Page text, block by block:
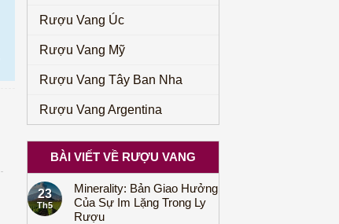
Rượu Vang Úc
Rượu Vang Mỹ
Rượu Vang Tây Ban Nha
Rượu Vang Argentina
BÀI VIẾT VỀ RƯỢU VANG
23
Th5
Minerality: Bản Giao Hưởng
Của Sự Im Lặng Trong Ly
Rượu